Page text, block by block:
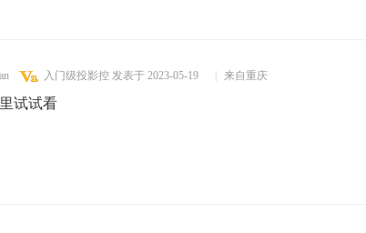
入门级投影控 发表于 2023-05-19 来自重庆
试试看